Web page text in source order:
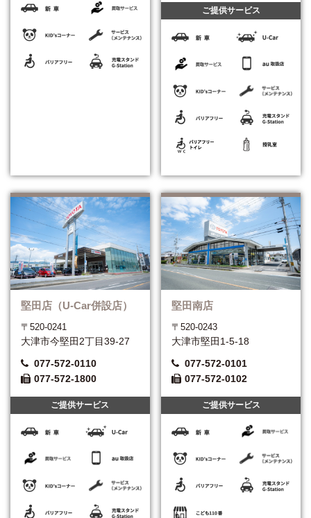
ご提供サービス
堅田店（U-Car併設店）
〒520-0241
大津市今堅田2丁目39-27
077-572-0110
077-572-1800
ご提供サービス
堅田南店
〒520-0243
大津市堅田1-5-18
077-572-0101
077-572-0102
ご提供サービス